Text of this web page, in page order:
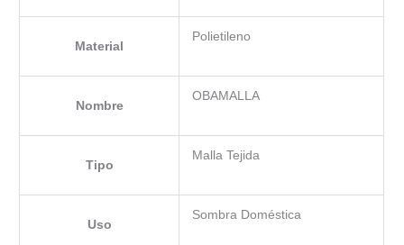
Material
Polietileno
Nombre
OBAMALLA
Tipo
Malla Tejida
Uso
Sombra Doméstica